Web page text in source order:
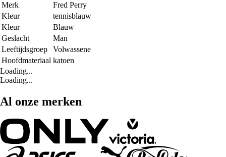
Merk
Fred Perry
Kleur
tennisblauw
Kleur
Blauw
Geslacht
Man
Leeftijdsgroep
Volwassene
Hoofdmateriaal katoen
Loading...
Loading...
Al onze merken